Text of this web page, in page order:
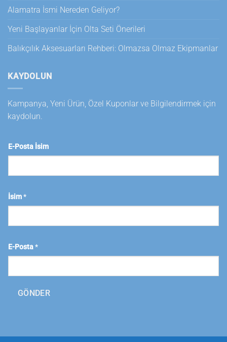
Alamatra İsmi Nereden Geliyor?
Yeni Başlayanlar İçin Olta Seti Önerileri
Balıkçılık Aksesuarları Rehberi: Olmazsa Olmaz Ekipmanlar
KAYDOLUN
Kampanya, Yeni Ürün, Özel Kuponlar ve Bilgilendirmek için
kaydolun.
E-Posta İsim
İsim*
E-Posta*
GÖNDER